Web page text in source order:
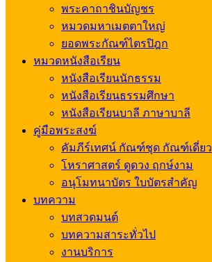
พระคาถาชินบัญชร
หมวดมหาเมตตาใหญ่
ยอดพระกัณฑ์ไตรปิฎก
หมวดหนังสือเรียน
หนังสือเรียนนักธรรม
หนังสือเรียนธรรมศึกษา
หนังสือเรียนบาลี ภาษาบาลี
คู่มือพระสงฆ์
คัมภีร์เทศน์ กัณฑ์ชุด กัณฑ์เดี่ยว
โหราศาสตร์ ดูดวง ฤกษ์งาม
อนุโมทนาบัตร ใบบัตรสำคัญ
บทความ
บทสวดมนต์
บทความสาระทั่วไป
งานบริการ